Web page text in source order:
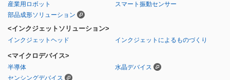
産業用ロボット
スマート振動センサー
部品成形ソリューション
<インクジェットソリューション>
インクジェットヘッド インクジェットによるものづくり
<マイクロデバイス>
半導体
水晶デバイス
センシングデバイス